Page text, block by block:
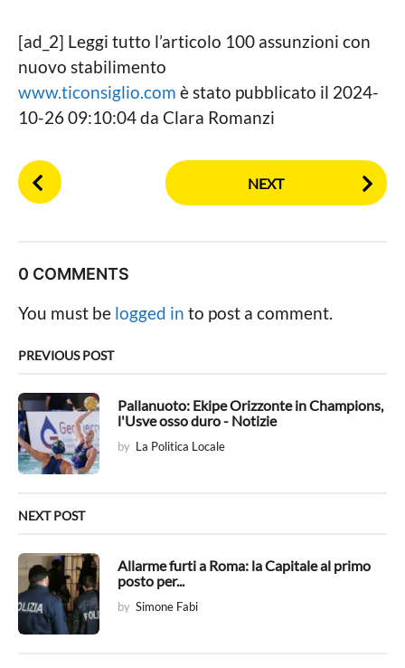
[ad_2] Leggi tutto l’articolo 100 assunzioni con
nuovo stabilimento
www.ticonsiglio.com è stato pubblicato il 2024-
10-26 09:10:04 da Clara Romanzi
P
o
P
a
g
n
t
i
o
n
NEXT
0 COMMENTS
You must be logged in to post a comment.
PREVIOUS POST
Pallanuoto: Ekipe Orizzonte in Champions,
l'Usve osso duro - Notizie
by La Politica Locale
NEXT POST
Allarme furti a Roma: la Capitale al primo
posto per...
by Simone Fabi